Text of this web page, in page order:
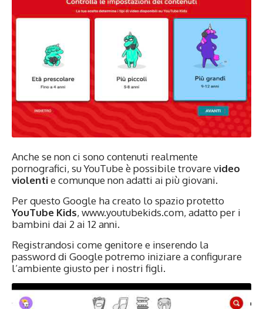
Anche se non ci sono contenuti realmente
pornografici, su YouTube è possibile trovare video
violentie comunque non adatti ai più giovani.
Per questo Google ha creato lo spazio protetto
YouTube Kids, www.youtubekids.com, adatto per i
bambini dai 2 ai 12 anni.
Registrandosi come genitore e inserendo la
password di Google potremo iniziare a configurare
l’ambiente giusto per i nostri figli.